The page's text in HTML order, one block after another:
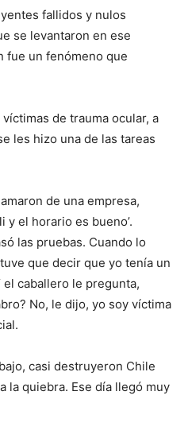
fallidos y nulos
se levantaron en ese
fue un fenómeno que
de trauma ocular, a
les hizo una de las tareas
de una empresa,
y el horario es bueno’.
las pruebas. Cuando lo
que decir que yo tenía un
el caballero le pregunta,
No, le dijo, yo soy víctima
casi destruyeron Chile
la quiebra. Ese día llegó muy